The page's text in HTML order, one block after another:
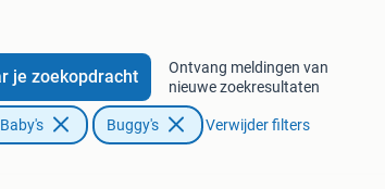
je zoekopdracht
Ontvang meldingen van
nieuwe zoekresultaten
Buggy's Verwijder filters